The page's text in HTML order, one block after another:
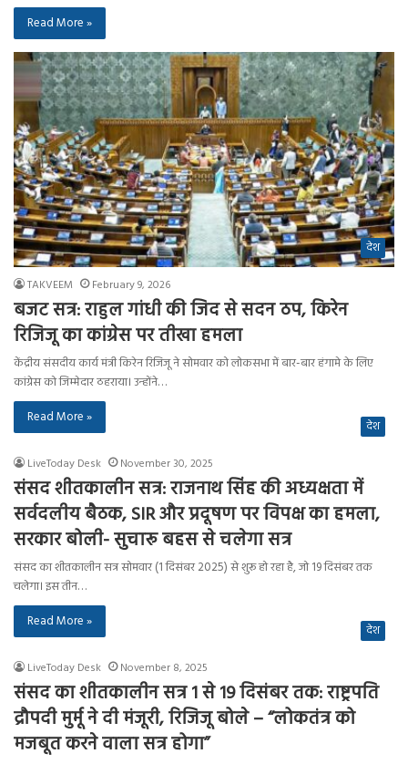
Read More »
देश
TAKVEEM February 9, 2026
बजट सत्र: राहुल गांधी की जिद से सदन ठप, किरेन
रिजिजू का कांग्रेस पर तीखा हमला
केंद्रीय संसदीय कार्य मंत्री किरेन रिजिजू ने सोमवार को लोकसभा में बार-बार हंगामे के लिए
कांग्रेस को जिम्मेदार ठहराया। उन्होंने…
Read More »
देश
LiveToday Desk November 30, 2025
संसद शीतकालीन सत्र: राजनाथ सिंह की अध्यक्षता में
सर्वदलीय बैठक, SIR और प्रदूषण पर विपक्ष का हमला,
सरकार बोली- सुचारू बहस से चलेगा सत्र
संसद का शीतकालीन सत्र सोमवार (1 दिसंबर 2025) से शुरू हो रहा है, जो 19 दिसंबर तक
चलेगा। इस तीन…
Read More »
देश
LiveToday Desk November 8, 2025
संसद का शीतकालीन सत्र 1 से 19 दिसंबर तक: राष्ट्रपति
द्रौपदी मुर्मू ने दी मंजूरी, रिजिजू बोले – “लोकतंत्र को
मजबूत करने वाला सत्र होगा”